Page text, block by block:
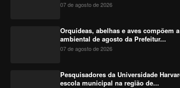
07 de agosto de 2026
Orquídeas, abelhas e aves compõem
ambiental de agosto da Prefeitur...
07 de agosto de 2026
Pesquisadores da Universidade
escola municipal na região de...